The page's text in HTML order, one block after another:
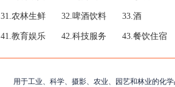
31.农林生鲜 32.啤酒饮料 33.酒
41.教育娱乐 42.科技服务 43.餐饮住宿
用于工业、科学、摄影、农业、园艺和林业的化